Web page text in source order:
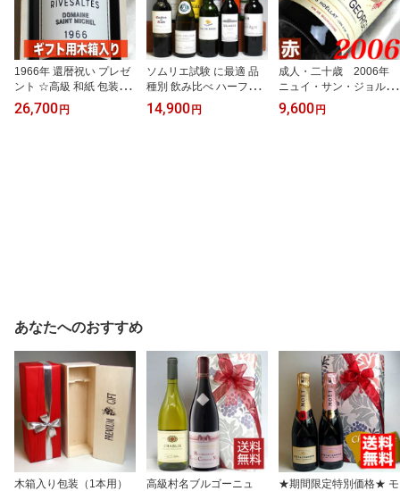
1966年 還暦祝い プレゼ
ント ☆高級 和紙 包装☆
リヴザルト 750ml ギフト
用 木箱 入り サン・ミッ
26,700円
ソムリエ試験 に最適 品
種別 飲み比べ ハーフボ
トル ワイン 10本セッ
ト 飲みきりサイズ 【3
14,900円
成人・二十歳 2006年
ニュイ・サン・ジョルジ
ュ 750ml フランス ヴィ
ンテージ ワイン 赤ワイ
9,600円
あなたへのおすすめ
木箱入り包装（1本用）
高級村名ブルゴーニュ
★期間限定特別価格★ モ